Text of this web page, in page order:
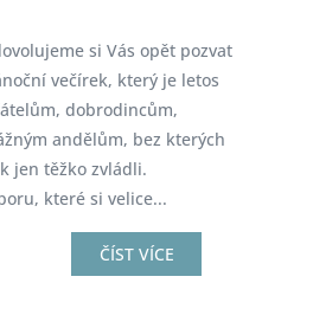
si Vás opět pozvat
večírek, který je letos
dobrodincům,
andělům, bez kterých
jen těžko zvládli.
které si velice...
ČÍST VÍCE